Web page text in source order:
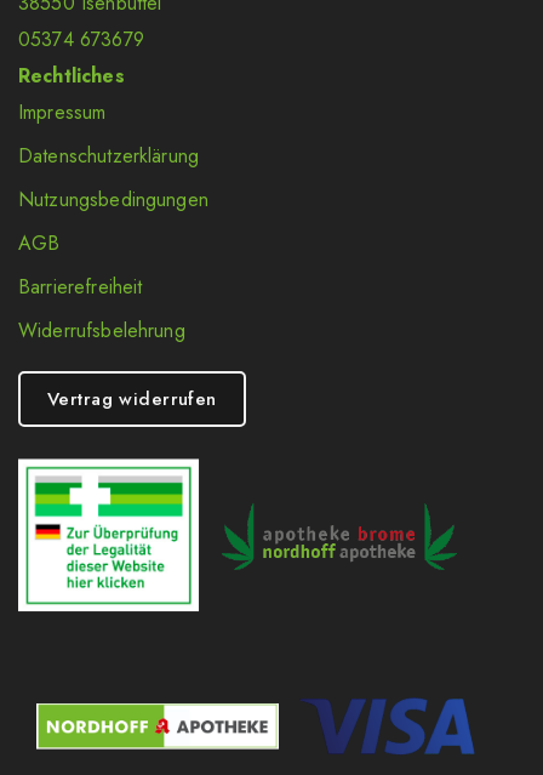
05374 673679
Rechtliches
Impressum
Datenschutzerklärung
Nutzungsbedingungen
AGB
Barrierefreiheit
Widerrufsbelehrung
Vertrag widerrufen